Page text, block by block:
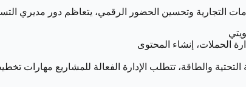
التجارية وتحسين الحضور الرقمي، يتعاظم دور مديري
الحملات، إنشاء المحتوى
التحتية والطاقة، تتطلب الإدارة الفعالة للمشاريع مهارات